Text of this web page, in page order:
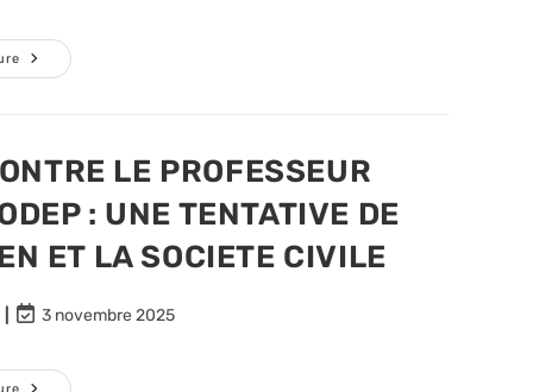
la
publication :
GOUVERNANCE
DES
:
L’OBSERVATOIRE
LA
DEPENSE
PUBLIQUE
INTERPELLE
POUR
UNE
ETATS
LE PROFESSEUR
: UNE TENTATIVE DE
ET LA SOCIETE CIVILE
Dernière
3 novembre 2025